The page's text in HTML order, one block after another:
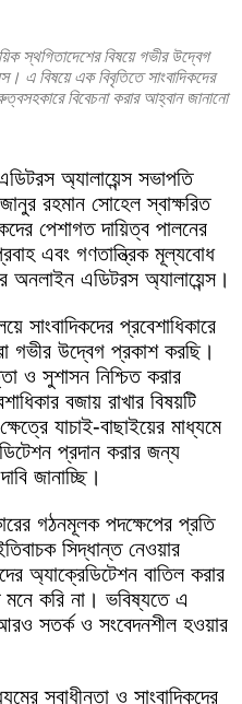
স্থগিতাদেশের বিষয়ে গভীর উদ্বেগ
এ বিষয়ে এক বিবৃতিতে সাংবাদিকদের
বিবেচনা করার আহ্বান জানানো
অ্যালায়েন্স সভাপতি
রহমান সোহেল স্বাক্ষরিত
পেশাগত দায়িত্ব পালনের
এবং গণতান্ত্রিক মূল্যবোধ
অনলাইন এডিটরস অ্যালায়েন্স।
সাংবাদিকদের প্রবেশাধিকারে
গভীর উদ্বেগ প্রকাশ করছি।
ও সুশাসন নিশ্চিত করার
বজায় রাখার বিষয়টি
যাচাই-বাছাইয়ের মাধ্যমে
প্রদান করার জন্য
জানাচ্ছি।
গঠনমূলক পদক্ষেপের প্রতি
সিদ্ধান্ত নেওয়ার
অ্যাক্রেডিটেশন বাতিল করার
মনে করি না। ভবিষ্যতে এ
সতর্ক ও সংবেদনশীল হওয়ার
স্বাধীনতা ও সাংবাদিকদের